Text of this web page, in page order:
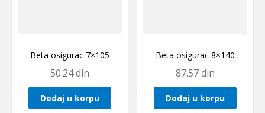
Beta osigurac 7×105
50.24din
Dodaj u korpu
Beta osigurac 8×140
87.57din
Dodaj u korpu